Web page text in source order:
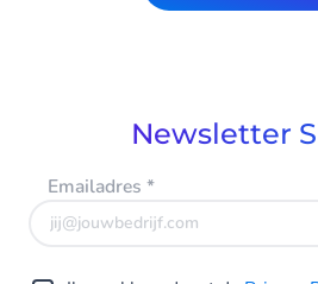
Newsletter
Emailadres *